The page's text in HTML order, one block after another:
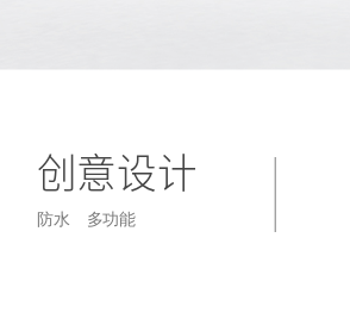
创意设计
防水 多功能